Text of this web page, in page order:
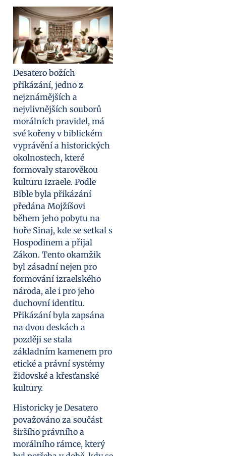
Desatero božích
přikázání, jedno z
nejznámějších a
nejvlivnějších souborů
morálních pravidel, má
své kořeny v biblickém
vyprávění a historických
okolnostech, které
formovaly starověkou
kulturu Izraele. Podle
Bible byla přikázání
předána Mojžíšovi
během jeho pobytu na
hoře Sinaj, kde se setkal s
Hospodinem a přijal
Zákon. Tento okamžik
byl zásadní nejen pro
formování izraelského
národa, ale i pro jeho
duchovní identitu.
Přikázání byla zapsána
na dvou deskách a
později se stala
základním kamenem pro
etické a právní systémy
židovské a křesťanské
kultury.
Historicky je Desatero
považováno za součást
širšího právního a
morálního rámce, který